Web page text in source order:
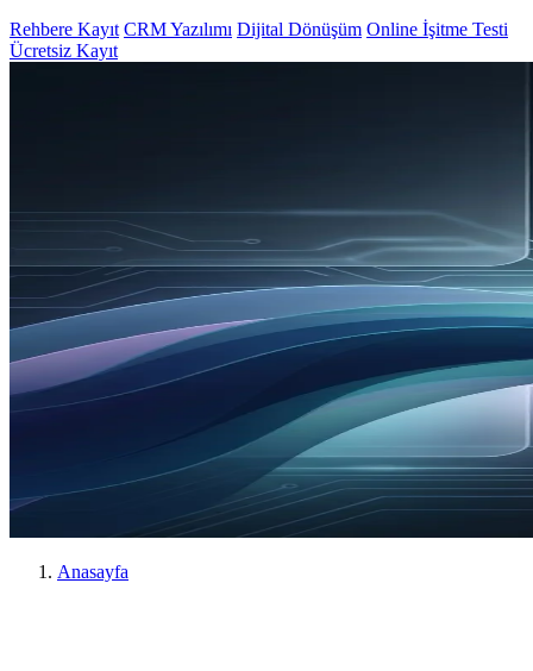
Rehbere Kayıt CRM Yazılımı Dijital Dönüşüm Online İşitme Testi
Ücretsiz Kayıt
Anasayfa